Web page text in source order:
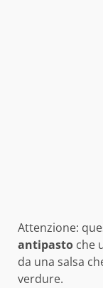
Attenzione:
antipasto che
da una salsa
verdure.